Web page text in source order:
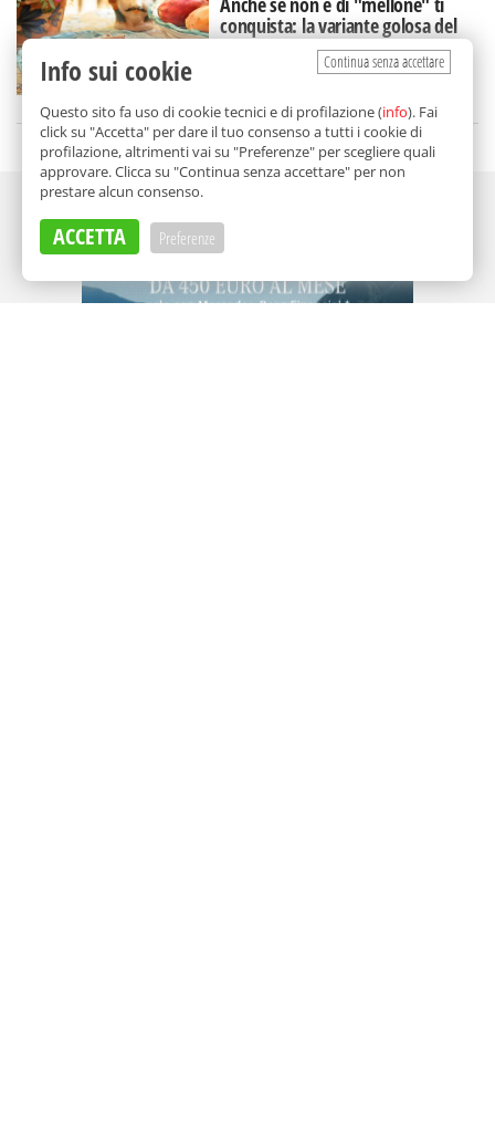
conquista: la variante golosa del
dolce (siciliano) estivo
diRedazione
Continua senza accettare
Info sui cookie
Questo sito fa uso di cookie tecnici e di profilazione (info). Fai
click su "Accetta" per dare il tuo consenso a tutti i cookie di
profilazione, altrimenti vai su "Preferenze" per scegliere quali
approvare. Clicca su "Continua senza accettare" per non
prestare alcun consenso.
ACCETTA Preferenze